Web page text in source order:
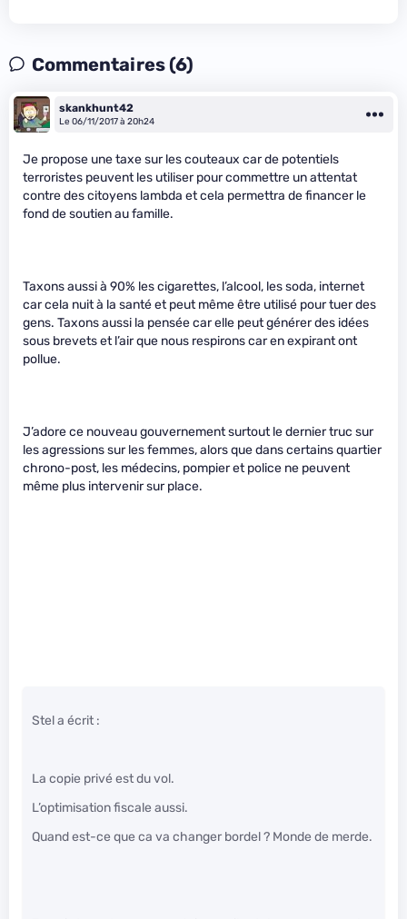
Commentaires (6)
skankhunt42
Le 06/11/2017 à 20h24
Je propose une taxe sur les couteaux car de potentiels
terroristes peuvent les utiliser pour commettre un attentat
contre des citoyens lambda et cela permettra de financer le
fond de soutien au famille.
Taxons aussi à 90% les cigarettes, l’alcool, les soda, internet
car cela nuit à la santé et peut même être utilisé pour tuer des
gens. Taxons aussi la pensée car elle peut générer des idées
sous brevets et l’air que nous respirons car en expirant ont
pollue.
J’adore ce nouveau gouvernement surtout le dernier truc sur
les agressions sur les femmes, alors que dans certains quartier
chrono-post, les médecins, pompier et police ne peuvent
même plus intervenir sur place.
Stel a écrit :
La copie privé est du vol.
L’optimisation fiscale aussi.
Quand est-ce que ca va changer bordel ? Monde de merde.